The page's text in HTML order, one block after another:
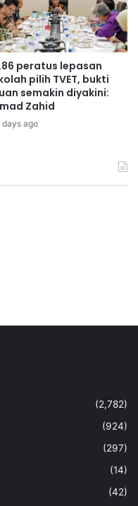
peratus lepasan
pilih TVET, bukti
semakin diyakini:
Zahid
days ago
(2,782)
(924)
(297)
(14)
(42)